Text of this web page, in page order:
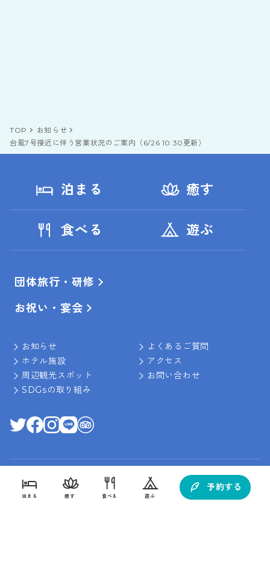
泊まる 癒す 食べる 遊ぶ
予約する
TOP
お知らせ
台風7号接近に伴う営業状況のご案内（6/26 10:30更新）
泊まる 癒す
食べる 遊ぶ
団体旅行・研修
お祝い・宴会
お知らせ
よくあるご質問
ホテル施設
アクセス
周辺観光スポット
お問い合わせ
SDGsの取り組み